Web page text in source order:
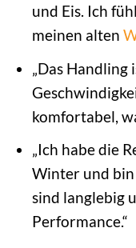
und Eis. Ich
meinen alten
„Das Handling
komfortabel,
„Ich habe die
Winter und bin
sind langlebig
Performance.“